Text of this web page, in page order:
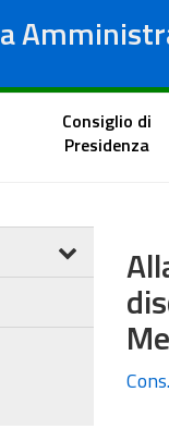
cittadinoConsiglio di
Presidenza